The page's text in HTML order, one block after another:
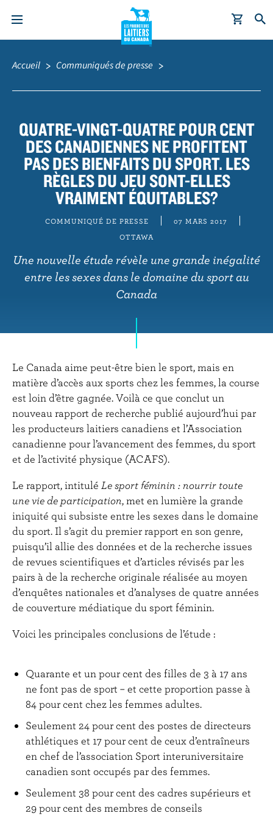
i
d'Ariane
Accueil Communiqués de presse
QUATRE-VINGT-QUATRE POUR CENT
DES CANADIENNES NE PROFITENT
PAS DES BIENFAITS DU SPORT. LES
RÈGLES DU JEU SONT-ELLES
VRAIMENT ÉQUITABLES?
COMMUNIQUÉ DE PRESSE
07 MARS 2017
OTTAWA
Une nouvelle étude révèle une grande inégalité
entre les sexes dans le domaine du sport au
Canada
Le Canada aime peut-être bien le sport, mais en
matière d’accès aux sports chez les femmes, la course
est loin d’être gagnée. Voilà ce que conclut un
nouveau rapport de recherche publié aujourd’hui par
les producteurs laitiers canadiens et l’Association
canadienne pour l’avancement des femmes, du sport
et de l’activité physique (ACAFS).
Le rapport, intitulé Le sport féminin : nourrir toute
une vie de participation, met en lumière la grande
iniquité qui subsiste entre les sexes dans le domaine
du sport. Il s’agit du premier rapport en son genre,
puisqu’il allie des données et de la recherche issues
de revues scientifiques et d’articles révisés par les
pairs à de la recherche originale réalisée au moyen
d’enquêtes nationales et d’analyses de quatre années
de couverture médiatique du sport féminin.
Voici les principales conclusions de l’étude :
Quarante et un pour cent des filles de 3 à 17 ans
ne font pas de sport – et cette proportion passe à
84 pour cent chez les femmes adultes.
Seulement 24 pour cent des postes de directeurs
athlétiques et 17 pour cent de ceux d’entraîneurs
en chef de l’association Sport interuniversitaire
canadien sont occupés par des femmes.
Seulement 38 pour cent des cadres supérieurs et
29 pour cent des membres de conseils